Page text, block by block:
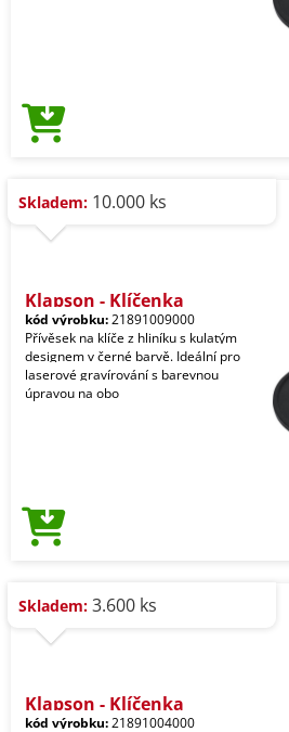
Skladem: 10.000 ks
Klapson - Klíčenka
kód výrobku:21891009000
Přívěsek na klíče z hliníku s kulatým
designem v černé barvě. Ideální pro
laserové gravírování s barevnou
úpravou na obo
Skladem: 3.600 ks
Klapson - Klíčenka
kód výrobku:21891004000